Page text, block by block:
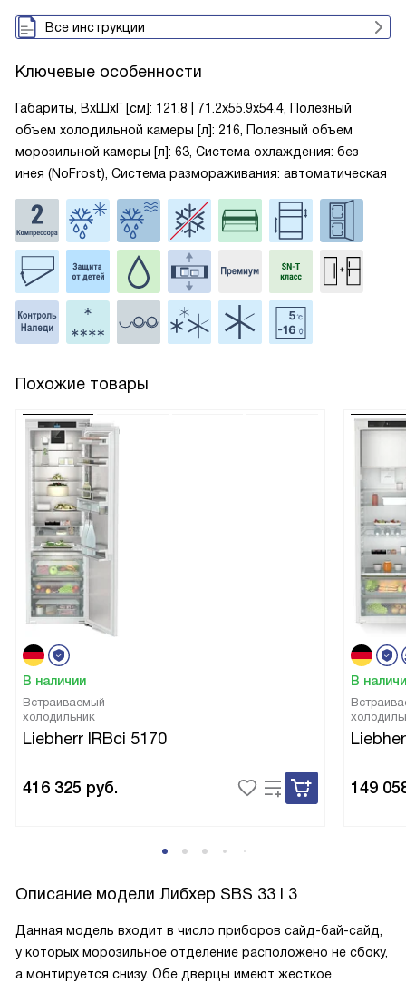
Все инструкции
Ключевые особенности
Габариты, ВxШxГ [см]: 121.8 | 71.2х55.9х54.4, Полезный
объем холодильной камеры [л]: 216, Полезный объем
морозильной камеры [л]: 63, Система охлаждения: без
инея (NoFrost), Система размораживания: автоматическая
Похожие товары
В наличии
Встраиваемый
холодильник
Liebherr IRBci 5170
416 325 руб.
В
149
Описание модели Либхер SBS 33 I 3
Данная модель входит в число приборов сайд-бай-сайд,
у которых морозильное отделение расположено не сбоку,
а монтируется снизу. Обе дверцы имеют жесткое